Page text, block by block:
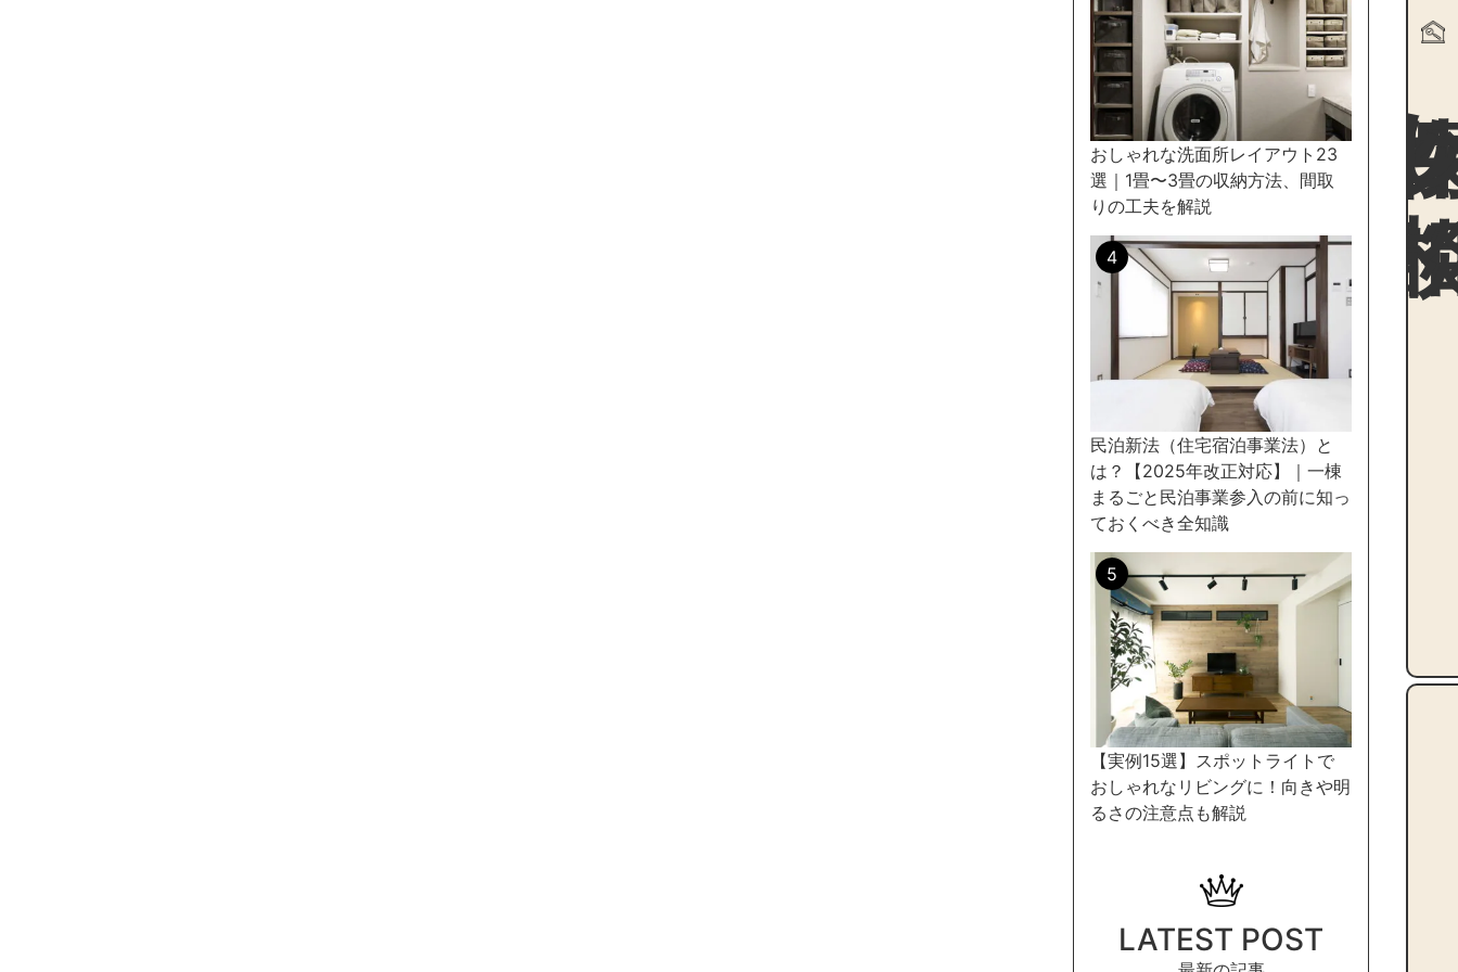
おしゃれな洗面所レイアウト23
選｜1畳〜3畳の収納方法、間取
りの工夫を解説
民泊新法（住宅宿泊事業法）と
は？【2025年改正対応】｜一棟
まるごと民泊事業参入の前に知っ
ておくべき全知識
【実例15選】スポットライトで
おしゃれなリビングに！向きや明
るさの注意点も解説
LATEST POST
物